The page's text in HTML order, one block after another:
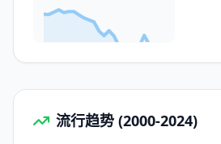
流行趋势 (2000-2024)